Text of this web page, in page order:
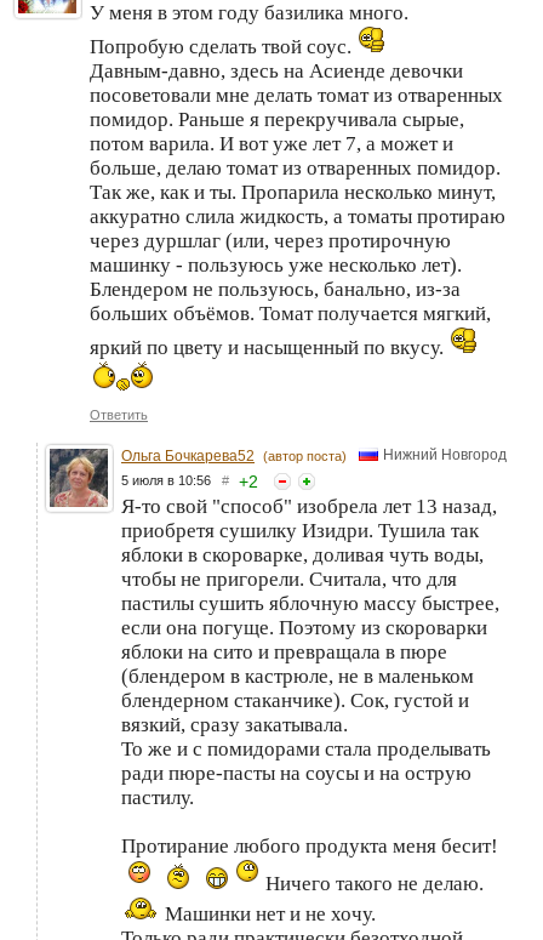
У меня в этом году базилика много.
Попробую сделать твой соус.
Давным-давно, здесь на Асиенде девочки
посоветовали мне делать томат из отваренных
помидор. Раньше я перекручивала сырые,
потом варила. И вот уже лет 7, а может и
больше, делаю томат из отваренных помидор.
Так же, как и ты. Пропарила несколько минут,
аккуратно слила жидкость, а томаты протираю
через дуршлаг (или, через протирочную
машинку - пользуюсь уже несколько лет).
Блендером не пользуюсь, банально, из-за
больших объёмов. Томат получается мягкий,
яркий по цвету и насыщенный по вкусу.
Ответить
Ольга Бочкарева52 (автор поста) Нижний Новгород
5 июля в 10:56 # +2
Я-то свой "способ" изобрела лет 13 назад,
приобретя сушилку Изидри. Тушила так
яблоки в скороварке, доливая чуть воды,
чтобы не пригорели. Считала, что для
пастилы сушить яблочную массу быстрее,
если она погуще. Поэтому из скороварки
яблоки на сито и превращала в пюре
(блендером в кастрюле, не в маленьком
блендерном стаканчике). Сок, густой и
вязкий, сразу закатывала.
То же и с помидорами стала проделывать
ради пюре-пасты на соусы и на острую
пастилу.
Протирание любого продукта меня бесит!
Ничего такого не делаю.
Машинки нет и не хочу.